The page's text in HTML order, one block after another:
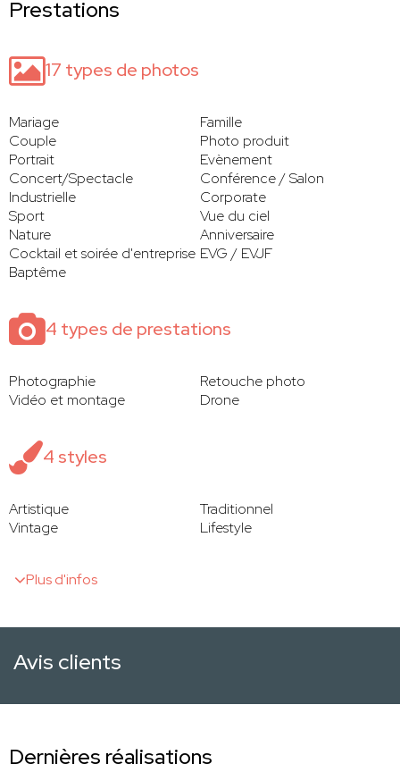
Prestations
17 types de photos
Mariage
Famille
Couple
Photo produit
Portrait
Evènement
Concert/Spectacle
Conférence / Salon
Industrielle
Corporate
Sport
Vue du ciel
Nature
Anniversaire
Cocktail et soirée d'entreprise EVG / EVJF
Baptême
4 types de prestations
Photographie
Retouche photo
Vidéo et montage
Drone
4 styles
Artistique
Traditionnel
Vintage
Lifestyle
Plus d'infos
Avis clients
Dernières réalisations